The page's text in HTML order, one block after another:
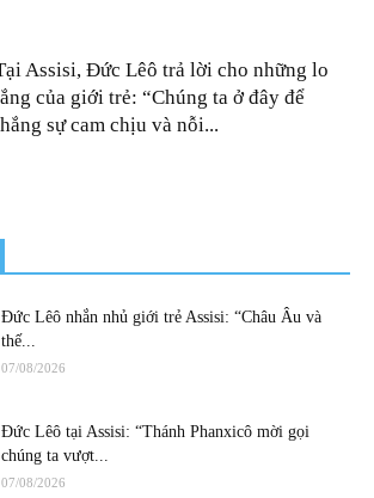
Assisi, Đức Lêô trả lời cho những lo
của giới trẻ: “Chúng ta ở đây để
sự cam chịu và nỗi...
Đức Lêô nhắn nhủ giới trẻ Assisi: “Châu Âu và
thế...
07/08/2026
Đức Lêô tại Assisi: “Thánh Phanxicô mời gọi
chúng ta vượt...
07/08/2026